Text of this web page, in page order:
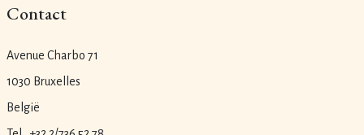
Contact
Avenue Charbo 71
1030 Bruxelles
België